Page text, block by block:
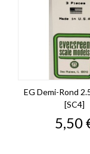
EG Demi-Rond
[SC4]
Prix
5,50